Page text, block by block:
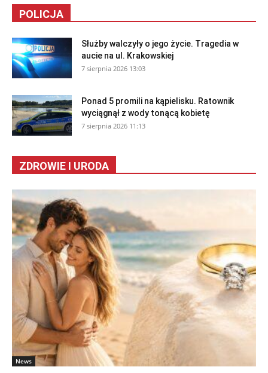
POLICJA
Służby walczyły o jego życie. Tragedia w
aucie na ul. Krakowskiej
7 sierpnia 2026 13:03
Ponad 5 promili na kąpielisku. Ratownik
wyciągnął z wody tonącą kobietę
7 sierpnia 2026 11:13
ZDROWIE I URODA
News